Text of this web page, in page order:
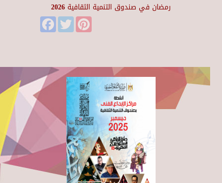
رمضان في صندوق التنمية الثقافية 2026
FacebookTwitter